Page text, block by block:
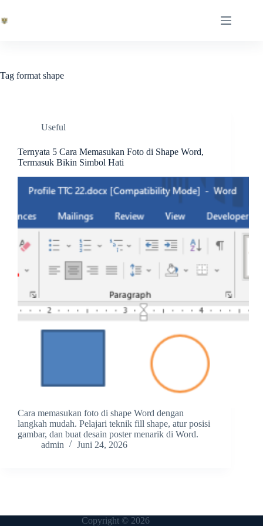
content
Tag format shape
Useful
Ternyata 5 Cara Memasukan Foto di Shape Word,
Termasuk Bikin Simbol Hati
Cara memasukan foto di shape Word dengan
langkah mudah. Pelajari teknik fill shape, atur posisi
gambar, dan buat desain poster menarik di Word.
admin
Juni 24, 2026
Copyright © 2026